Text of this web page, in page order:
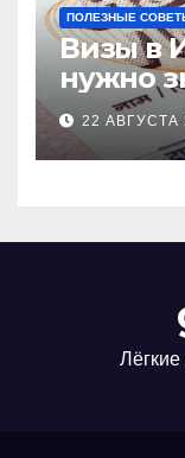
ПОЛЕЗНЫЕ
Визы в
нужно
22 АВГУСТА